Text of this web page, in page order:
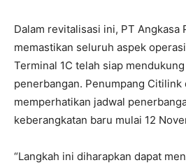
Dalam revitalisasi ini, PT Angkasa
memastikan seluruh aspek
Terminal 1C telah siap
penerbangan. Penumpang Citilink
memperhatikan jadwal
keberangkatan baru mulai 12
“Langkah ini diharapkan dapat